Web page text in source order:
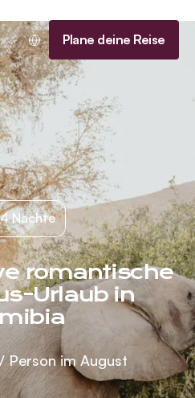
Plane deine Reise
Nächte
romantische
Urlaub in
Person im August